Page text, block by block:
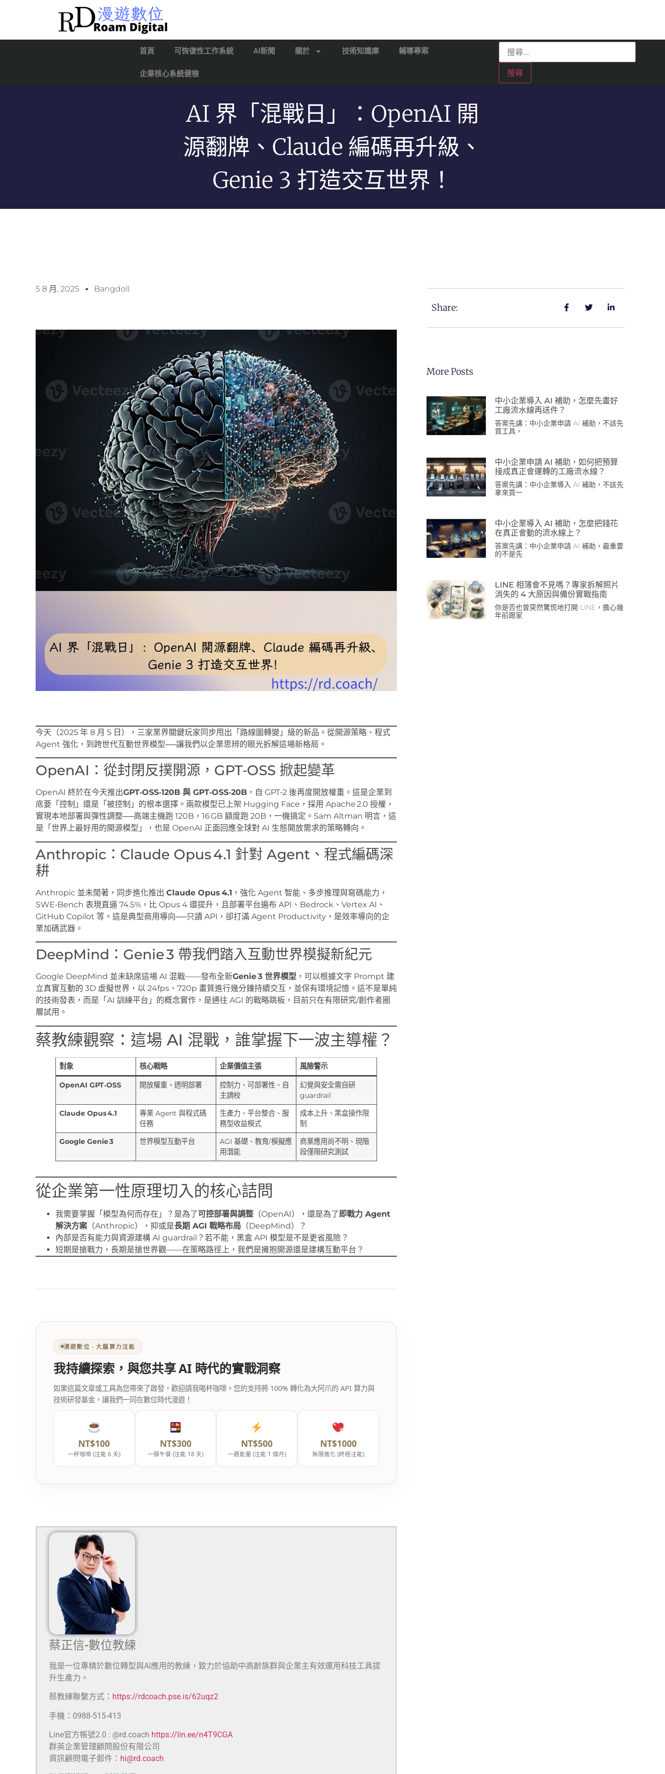
首頁 可恢復性工作系統 AI新聞 關於 技術知識庫 輔導專案
企業核心系統健檢
AI 界「混戰日」：OpenAI 開
源翻牌、Claude 編碼再升級、
Genie 3 打造交互世界！
5 8 月, 2025 Bangdoll
今天（2025 年 8 月 5 日），三家業界關鍵玩家同步甩出「路線圖轉變」級的新品。從開源策略、程式
Agent 強化，到跨世代互動世界模型──讓我們以企業思辨的眼光拆解這場新格局。
OpenAI：從封閉反撲開源，GPT‑OSS 掀起變革
OpenAI 終於在今天推出GPT‑OSS‑120B 與 GPT‑OSS‑20B ，自 GPT‑2 後再度開放權重。這是企業到
底要「控制」還是「被控制」的根本選擇。兩款模型已上架 Hugging Face，採用 Apache 2.0 授權，
實現本地部署與彈性調整──高端主機跑 120B，16 GB 額度跑 20B，一機搞定。Sam Altman 明言，這
是「世界上最好用的開源模型」，也是 OpenAI 正面回應全球對 AI 生態開放需求的策略轉向。
Anthropic：Claude Opus 4.1 針對 Agent、程式編碼深
耕
Anthropic 並未閒著，同步進化推出 Claude Opus 4.1 ，強化 Agent 智能、多步推理與寫碼能力，
SWE‑Bench 表現直逼 74.5%，比 Opus 4 還提升，且部署平台遍布 API、Bedrock、Vertex AI、
GitHub Copilot 等。這是典型商用導向──只讀 API，卻打滿 Agent Productivity，是效率導向的企
業加碼武器。
DeepMind：Genie 3 帶我們踏入互動世界模擬新紀元
Google DeepMind 並未缺席這場 AI 混戰——發布全新Genie 3 世界模型 ，可以根據文字 Prompt 建
立真實互動的 3D 虛擬世界，以 24fps、720p 畫質進行幾分鐘持續交互，並保有環境記憶。這不是單純
的技術發表，而是「AI 訓練平台」的概念實作，是通往 AGI 的戰略跳板，目前只在有限研究/創作者圈
層試用。
蔡教練觀察：這場 AI 混戰，誰掌握下一波主導權？
對象 核心戰略 企業價值主張 風險警示
OpenAI GPT‑OSS 開放權重、透明部署
控制力、可部署性、自
主調校
幻覺與安全需自研
guardrail
Claude Opus 4.1
專業 Agent 與程式碼
任務
生產力、平台整合、服
務型收益模式
成本上升、黑盒操作限
制
Google Genie 3
世界模型互動平台
AGI 基礎、教育/模擬應
用潛能
商業應用尚不明、現階
段僅限研究測試
從企業第一性原理切入的核心詰問
我需要掌握「模型為何而存在」？是為了可控部署與調整 （OpenAI），還是為了 即戰力 Agent
解決方案 （Anthropic），抑或是長期 AGI 戰略布局 （DeepMind）？
內部是否有能力與資源建構 AI guardrail？若不能，黑盒 API 模型是不是更省風險？
短期是搶戰力，長期是搶世界觀——在策略路徑上，我們是擁抱開源還是建構互動平台？
漫遊數位 ‧ 大腦算力注能
我持續探索，與您共享 AI 時代的實戰洞察
如果這篇文章或工具為您帶來了啟發，歡迎請我喝杯咖啡。您的支持將 100% 轉化為大阿爪的 API 算力與
技術研發基金，讓我們一同在數位時代漫遊！
NT$100
一杯咖啡 (注能 6 天)
NT$300
一頓午餐 (注能 18 天)
NT$500
一週能量 (注能 1 個月)
NT$1000
無限進化 (終極注能)
蔡正信-數位教練
我是一位專精於數位轉型與AI應用的教練，致力於協助中高齡族群與企業主有效運用科技工具提
升生產力。
蔡教練聯繫方式： https://rdcoach.pse.is/62uqz2
手機：0988-515-413
Line官方帳號2.0 : @rd.coach https://lin.ee/n4T9CGA
群英企業管理顧問股份有限公司
資訊顧問電子郵件： hi@rd.coach
Share:
More Posts
中小企業導入 AI 補助，怎麼先畫好
工廠流水線再送件？
答案先講：中小企業申請 AI 補助，不該先
買工具，
中小企業申請 AI 補助，如何把預算
接成真正會運轉的工廠流水線？
答案先講：中小企業導入 AI 補助，不該先
拿來買一
中小企業導入 AI 補助，怎麼把錢花
在真正會動的流水線上？
答案先講：中小企業申請 AI 補助，最重要
的不是先
LINE 相簿會不見嗎？專家拆解照片
消失的 4 大原因與備份實戰指南
你是否也曾突然驚慌地打開 LINE，擔心幾
年前跟家